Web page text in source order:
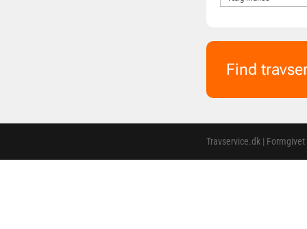
Find
Travservice.dk |